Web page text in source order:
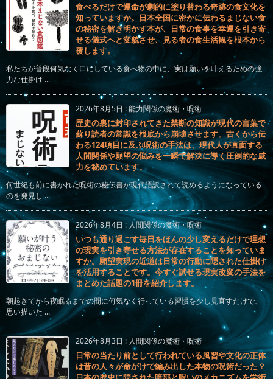
食べるだけで運命が劇的に塗り替わる奇跡の食文化を
知っていますか。日本全国に密かに伝わるまじない食
の秘密を解き明かす本が、日常の食事を幸運を引き寄
せる儀式へと変貌させ、見る者の食生活観を根本から
覆します。
私たちが普段何気なく口にしている食べ物の中に、実は願いを叶えるための強
力な仕掛け ...
2026年8月5日 :能力関係の魔術・呪術
歴史の裏に封印されてきた禁断の知識が現代の言葉で
蘇り読者の常識を根底から崩壊させます。古くから伝
わる124項目に及ぶ呪術の手法は、現代人が直面する
人間関係や願望の悩みを一瞬で解決に導く圧倒的な威
力を秘めています。
何世紀も前に書かれた呪術の秘伝書が現代語訳されて読めるようになっている
のを発見し ...
2026年8月4日 : 人間関係の魔術・呪術
いつも通り過ごす毎日をほんの少し変えるだけで理想
の現実を引き寄せる方法が存在することを知っていま
すか。願望実現の近道は日常の行動に隠された仕掛け
を活用することです。今すぐ試せる現実改変の手法を
まとめた話題の1冊を紹介します。
朝起きてから夜眠るまでの間に何気なく行っている習慣を少し見直すだけで、
思い描いた ...
2026年8月3日 : 人間関係の魔術・呪術
日常の当たり前として行われている風習や文化の正体
は昔の人々が命がけで編み出した本物の呪術だった？